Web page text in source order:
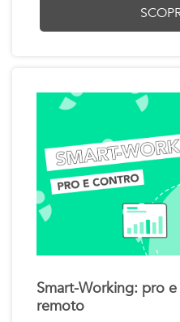
Smart-Working: pro
remoto